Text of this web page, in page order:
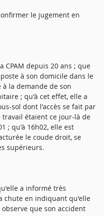
le jugement en
CPAM depuis 20 ans ; que
à son domicile dans le
la demande de son
; qu'à cet effet, elle a
sol dont l'accès se fait par
travail étaient ce jour-là de
; qu'à 16h02, elle est
le coude droit, se
supérieurs.
a informé très
chute en indiquant qu'elle
que son accident